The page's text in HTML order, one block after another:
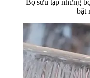
Bộ sưu tập những
bật